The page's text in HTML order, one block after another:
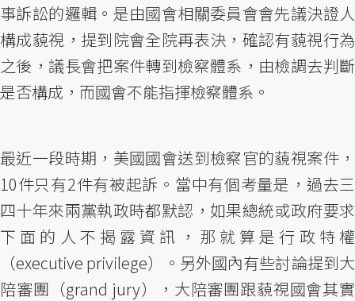
事訴訟的邏輯。是由國會相關委員會會先議決證人
構成藐視，提到院會全院再表決，確認有藐視行為
之後，議長會把案件轉到檢察體系，由檢調去判斷
是否構成，而國會不能指揮檢察體系。
最近一段時期，美國國會送到檢察官的藐視案件，
10件只有2件有被起訴。當中有個考量是，過去三
四十年來兩黨執政時都默認，如果總統或政府要求
下面的人不揭露資訊，那就算是行政特權
（executive privilege）。另外國內有些討論提到大
陪審團（grand jury），大陪審團跟藐視國會其實